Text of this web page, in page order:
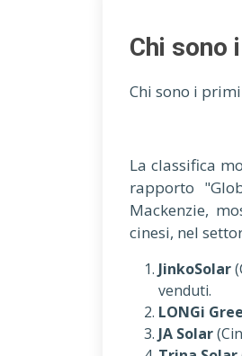
Chi sono
Chi sono i
La classifica
rapporto
Mackenzie,
cinesi, nel
JinkoSolar
venduti.
LONGi
JA Solar